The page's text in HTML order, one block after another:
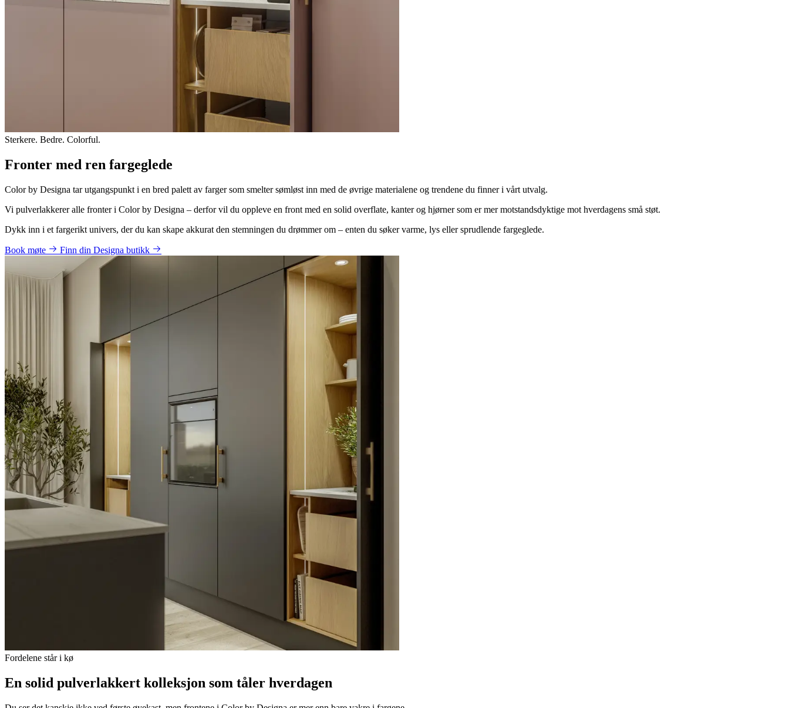
Sterkere. Bedre. Colorful.
Fronter med ren fargeglede
Color by Designa tar utgangspunkt i en bred palett av farger som smelter sømløst inn med de øvrige materialene og trendene du finner i vårt utvalg.
Vi pulverlakkerer alle fronter i Color by Designa – derfor vil du oppleve en front med en solid overflate, kanter og hjørner som er mer motstandsdyktige mot hverdagens små støt.
Dykk inn i et fargerikt univers, der du kan skape akkurat den stemningen du drømmer om – enten du søker varme, lys eller sprudlende fargeglede.
Book møte Finn din Designa butikk
Fordelene står i kø
En solid pulverlakkert kolleksjon som tåler hverdagen